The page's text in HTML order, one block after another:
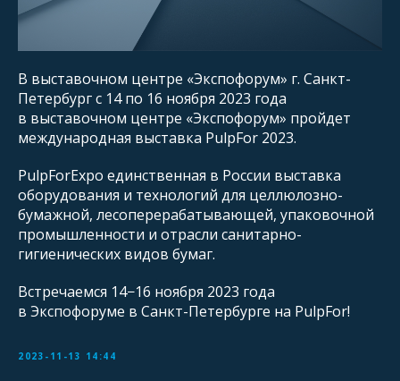
В выставочном центре «Экспофорум» г. Санкт-
Петербург с 14 по 16 ноября 2023 года
в выставочном центре «Экспофорум» пройдет
международная выставка PulpFor 2023.
PulpForExpo единственная в России выставка
оборудования и технологий для целлюлозно-
бумажной, лесоперерабатывающей, упаковочной
промышленности и отрасли санитарно-
гигиенических видов бумаг.
Встречаемся 14−16 ноября 2023 года
в Экспофоруме в Санкт-Петербурге на PulpFor!
2023-11-13 14:44